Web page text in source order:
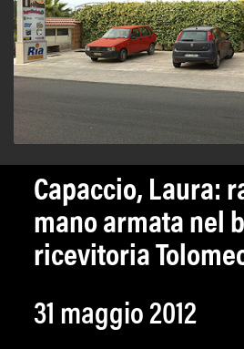
Capaccio, Laura:
mano armata nel
ricevitoria
31 maggio 2012